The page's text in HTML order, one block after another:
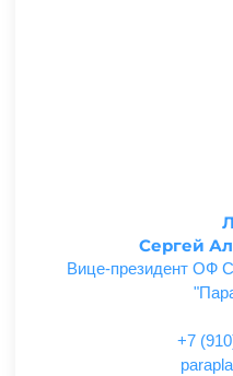
Сергей
Вице-президент ОФ
+7